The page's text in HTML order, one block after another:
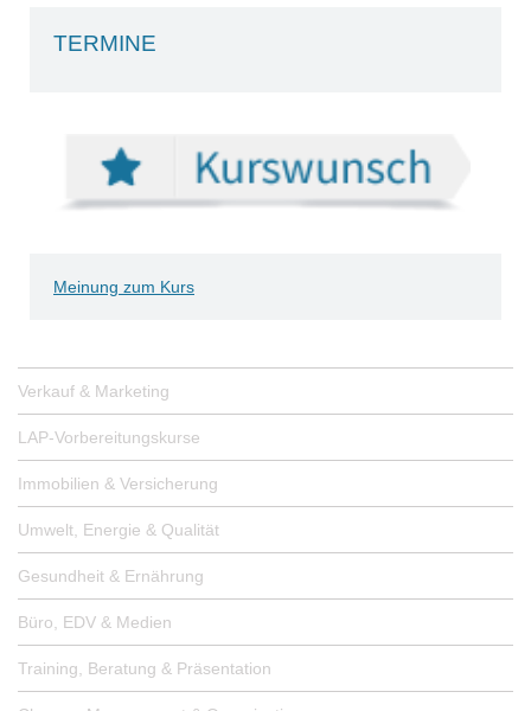
TERMINE
Meinung zum Kurs
Verkauf & Marketing
LAP-Vorbereitungskurse
Immobilien & Versicherung
Umwelt, Energie & Qualität
Gesundheit & Ernährung
Büro, EDV & Medien
Training, Beratung & Präsentation